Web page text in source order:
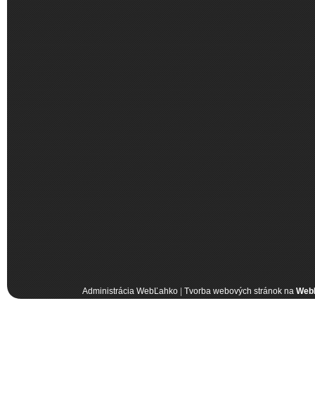
Administrácia WebĽahko| Tvorba webových stránok na